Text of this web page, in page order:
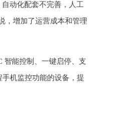
动化配套不完善，人工
，增加了运营成本和管理
智能控制、一键启停、支
机监控功能的设备，提